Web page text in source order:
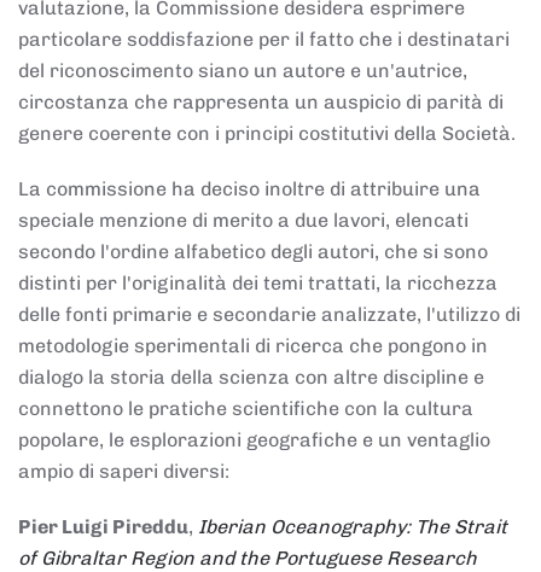
valutazione, la Commissione desidera esprimere
particolare soddisfazione per il fatto che i destinatari
del riconoscimento siano un autore e un'autrice,
circostanza che rappresenta un auspicio di parità di
genere coerente con i principi costitutivi della Società.
La commissione ha deciso inoltre di attribuire una
speciale menzione di merito a due lavori, elencati
secondo l'ordine alfabetico degli autori, che si sono
distinti per l'originalità dei temi trattati, la ricchezza
delle fonti primarie e secondarie analizzate, l'utilizzo di
metodologie sperimentali di ricerca che pongono in
dialogo la storia della scienza con altre discipline e
connettono le pratiche scientifiche con la cultura
popolare, le esplorazioni geografiche e un ventaglio
ampio di saperi diversi:
Pier Luigi Pireddu, Iberian Oceanography: The Strait
of Gibraltar Region and the Portuguese Research